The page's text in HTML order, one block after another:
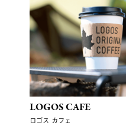
LOGOS CAFE
ロゴス カフェ